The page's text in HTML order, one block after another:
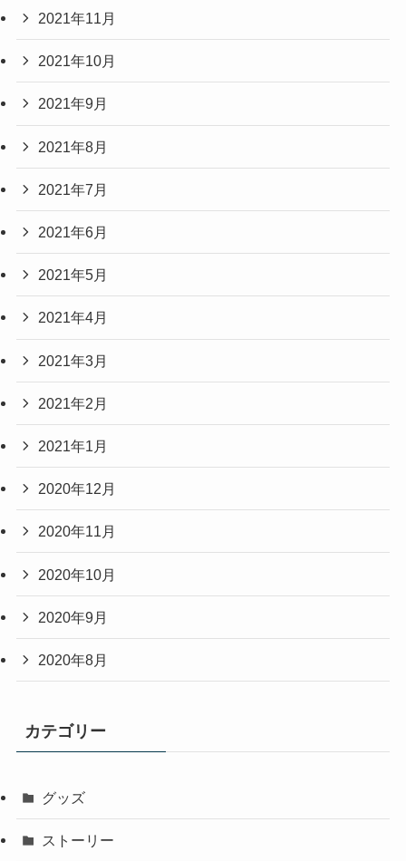
2021年11月
2021年10月
2021年9月
2021年8月
2021年7月
2021年6月
2021年5月
2021年4月
2021年3月
2021年2月
2021年1月
2020年12月
2020年11月
2020年10月
2020年9月
2020年8月
カテゴリー
グッズ
ストーリー